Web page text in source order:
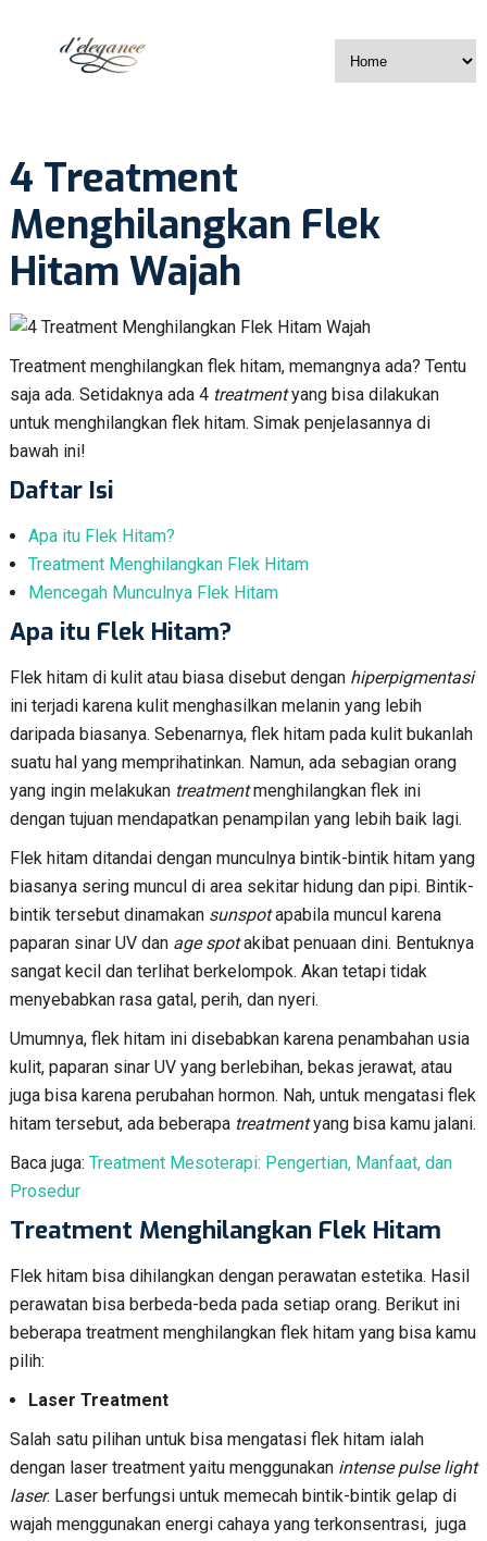
4 Treatment
Menghilangkan Flek
Hitam Wajah
Treatment menghilangkan flek hitam, memangnya ada? Tentu
saja ada. Setidaknya ada 4 treatmentyang bisa dilakukan
untuk menghilangkan flek hitam. Simak penjelasannya di
bawah ini!
Daftar Isi
Apa itu Flek Hitam?
Treatment Menghilangkan Flek Hitam
Mencegah Munculnya Flek Hitam
Apa itu Flek Hitam?
Flek hitam di kulit atau biasa disebut dengan hiperpigmentasi
ini terjadi karena kulit menghasilkan melanin yang lebih
daripada biasanya. Sebenarnya, flek hitam pada kulit bukanlah
suatu hal yang memprihatinkan. Namun, ada sebagian orang
yang ingin melakukan treatmentmenghilangkan flek ini
dengan tujuan mendapatkan penampilan yang lebih baik lagi.
Flek hitam ditandai dengan munculnya bintik-bintik hitam yang
biasanya sering muncul di area sekitar hidung dan pipi. Bintik-
bintik tersebut dinamakan sunspotapabila muncul karena
paparan sinar UV dan age spotakibat penuaan dini. Bentuknya
sangat kecil dan terlihat berkelompok. Akan tetapi tidak
menyebabkan rasa gatal, perih, dan nyeri.
Umumnya, flek hitam ini disebabkan karena penambahan usia
kulit, paparan sinar UV yang berlebihan, bekas jerawat, atau
juga bisa karena perubahan hormon. Nah, untuk mengatasi flek
hitam tersebut, ada beberapa treatmentyang bisa kamu jalani.
Baca juga: Treatment Mesoterapi: Pengertian, Manfaat, dan
Prosedur
Treatment Menghilangkan Flek Hitam
Flek hitam bisa dihilangkan dengan perawatan estetika. Hasil
perawatan bisa berbeda-beda pada setiap orang. Berikut ini
beberapa treatment menghilangkan flek hitam yang bisa kamu
pilih:
Laser Treatment
Salah satu pilihan untuk bisa mengatasi flek hitam ialah
dengan laser treatment yaitu menggunakan intense pulse light
laser. Laser berfungsi untuk memecah bintik-bintik gelap di
wajah menggunakan energi cahaya yang terkonsentrasi, juga